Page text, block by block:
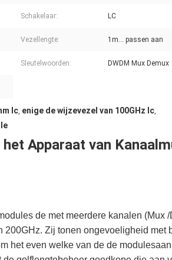
Schakelaar: LC
Vezellengte: 1m… passen aan
Sleutelwoorden: DWDM Mux Demux
lc, enige de wijzevezel van 100GHz lc,
Apparaat van
de met meerdere kanalen (Mux
Zij tonen ongevoeligheid met
het even welke van de de